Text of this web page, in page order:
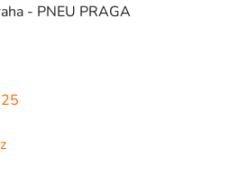
- PNEU PRAGA